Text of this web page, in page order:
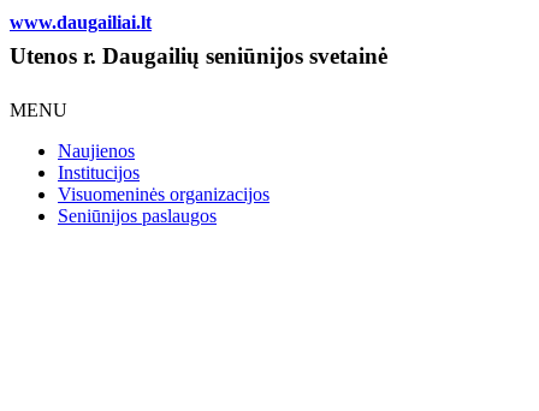
www.daugailiai.lt
Utenos r. Daugailių seniūnijos svetainė
MENU
Naujienos
Institucijos
Visuomeninės organizacijos
Seniūnijos paslaugos